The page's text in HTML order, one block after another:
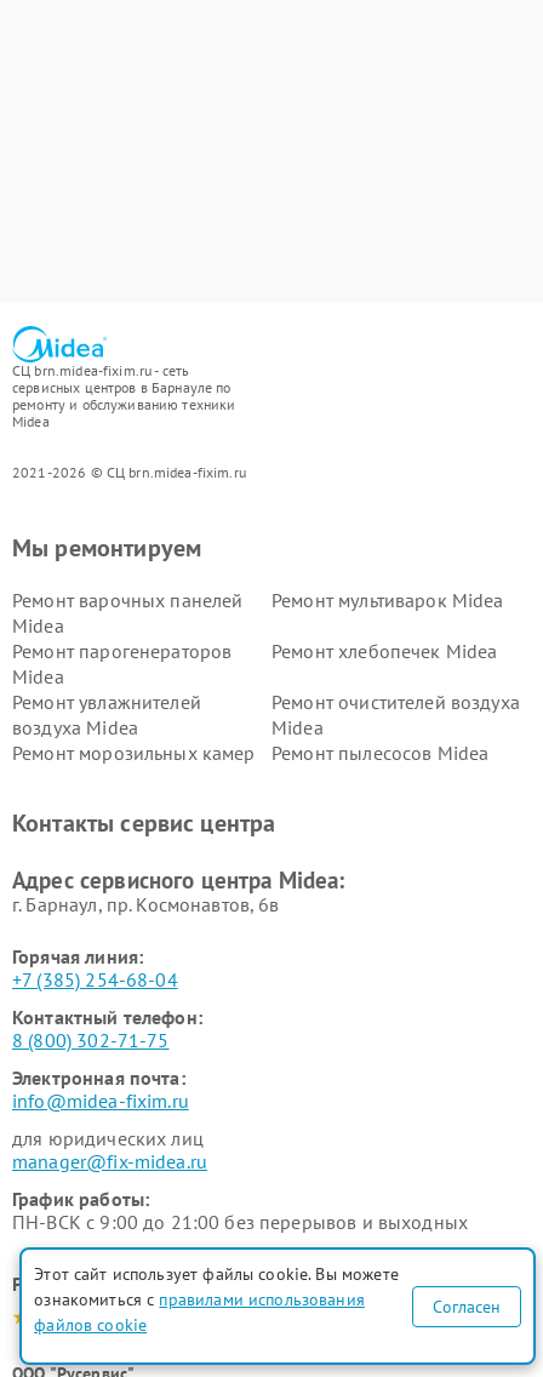
СЦ brn.midea-fixim.ru - сеть
сервисных центров в Барнауле по
ремонту и обслуживанию техники
Midea
2021-2026 © СЦ brn.midea-fixim.ru
Мы ремонтируем
Ремонт варочных панелей
Midea
Ремонт мультиварок Midea
Ремонт парогенераторов
Midea
Ремонт хлебопечек Midea
Ремонт увлажнителей
воздуха Midea
Ремонт очистителей воздуха
Midea
Ремонт морозильных камер
Ремонт пылесосов Midea
пылесосов Midea
Midea
Контакты сервис центра
Адрес сервисного центра Midea:
г. Барнаул, ​пр. Космонавтов, 6в
Горячая линия:
+7 (385) 254-68-04
Контактный телефон:
8 (800) 302-71-75
Электронная почта:
info@midea-fixim.ru
для юридических лиц
manager@fix-midea.ru
График работы:
ПН-ВСК с 9:00 до 21:00 без перерывов и выходных
Рейтинг сервисного центра
4.9-5.0
Этот сайт использует файлы cookie. Вы можете
ознакомиться с правилами использования
файлов cookie
Согласен